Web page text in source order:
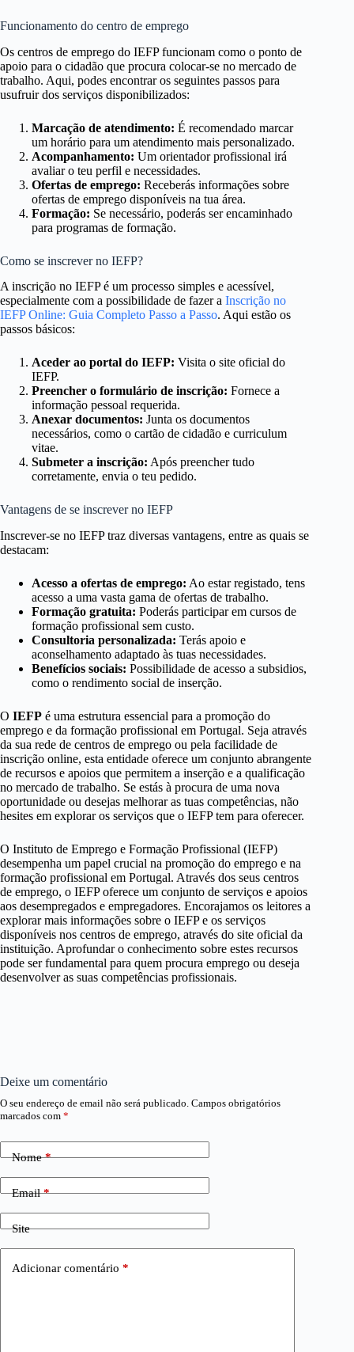
Funcionamento do centro de emprego
Os centros de emprego do IEFP funcionam como o ponto de
apoio para o cidadão que procura colocar-se no mercado de
trabalho. Aqui, podes encontrar os seguintes passos para
usufruir dos serviços disponibilizados:
Marcação de atendimento: É recomendado marcar
um horário para um atendimento mais personalizado.
Acompanhamento: Um orientador profissional irá
avaliar o teu perfil e necessidades.
Ofertas de emprego: Receberás informações sobre
ofertas de emprego disponíveis na tua área.
Formação: Se necessário, poderás ser encaminhado
para programas de formação.
Como se inscrever no IEFP?
A inscrição no IEFP é um processo simples e acessível,
especialmente com a possibilidade de fazer a Inscrição no
IEFP Online: Guia Completo Passo a Passo. Aqui estão os
passos básicos:
Aceder ao portal do IEFP: Visita o site oficial do
IEFP.
Preencher o formulário de inscrição: Fornece a
informação pessoal requerida.
Anexar documentos: Junta os documentos
necessários, como o cartão de cidadão e curriculum
vitae.
Submeter a inscrição: Após preencher tudo
corretamente, envia o teu pedido.
Vantagens de se inscrever no IEFP
Inscrever-se no IEFP traz diversas vantagens, entre as quais se
destacam:
Acesso a ofertas de emprego: Ao estar registado, tens
acesso a uma vasta gama de ofertas de trabalho.
Formação gratuita: Poderás participar em cursos de
formação profissional sem custo.
Consultoria personalizada: Terás apoio e
aconselhamento adaptado às tuas necessidades.
Benefícios sociais: Possibilidade de acesso a subsidios,
como o rendimento social de inserção.
O IEFP é uma estrutura essencial para a promoção do
emprego e da formação profissional em Portugal. Seja através
da sua rede de centros de emprego ou pela facilidade de
inscrição online, esta entidade oferece um conjunto abrangente
de recursos e apoios que permitem a inserção e a qualificação
no mercado de trabalho. Se estás à procura de uma nova
oportunidade ou desejas melhorar as tuas competências, não
hesites em explorar os serviços que o IEFP tem para oferecer.
O Instituto de Emprego e Formação Profissional (IEFP)
desempenha um papel crucial na promoção do emprego e na
formação profissional em Portugal. Através dos seus centros
de emprego, o IEFP oferece um conjunto de serviços e apoios
aos desempregados e empregadores. Encorajamos os leitores a
explorar mais informações sobre o IEFP e os serviços
disponíveis nos centros de emprego, através do site oficial da
instituição. Aprofundar o conhecimento sobre estes recursos
pode ser fundamental para quem procura emprego ou deseja
desenvolver as suas competências profissionais.
Deixe um comentário
O seu endereço de email não será publicado. Campos obrigatórios
marcados com *
Nome*
Email*
Site
Adicionar comentário *